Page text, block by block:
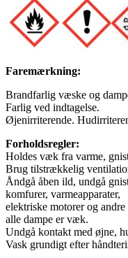
Faremærkning:
Brandfarlig væske og
Farlig ved indtagelse.
Øjenirriterende.
Forholdsregler:
Holdes væk fra varme,
Brug tilstrækkelig
Åndgå åben ild, undgå
komfurer, varmeapparater,
elektriske motorer og
alle dampe er væk.
Undgå kontakt med øjne,
Vask grundigt efter